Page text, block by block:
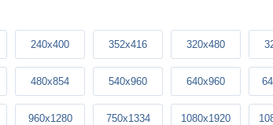
240x400 352x416 320x480
480x854 540x960 640x960
960x1280 750x1334 1080x1920